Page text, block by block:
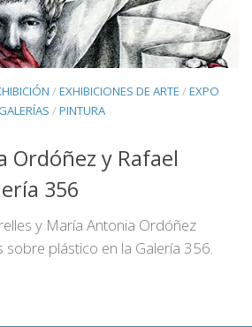
/EXHIBICIONES DE ARTE /EXPO
GALERÍAS /PINTURA
Ordóñez y Rafael
356
y María Antonia Ordóñez
sobre plástico en la Galería 356.